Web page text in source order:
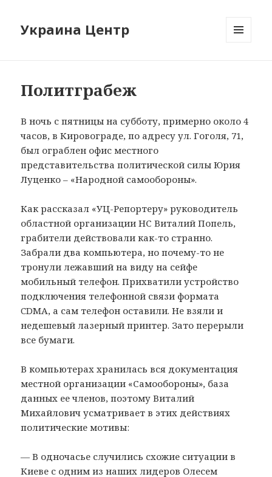
Украина Центр
Политграбеж
В ночь с пятницы на субботу, примерно около 4
часов, в Кировограде, по адресу ул. Гоголя, 71,
был ограблен офис местного
представительства политической силы Юрия
Луценко – «Народной самообороны».
Как рассказал «УЦ-Репортеру» руководитель
областной организации НС Виталий Попель,
грабители действовали как-то странно.
Забрали два компьютера, но почему-то не
тронули лежавший на виду на сейфе
мобильный телефон. Прихватили устройство
подключения телефонной связи формата
CDMA, а сам телефон оставили. Не взяли и
недешевый лазерный принтер. Зато перерыли
все бумаги.
В компьютерах хранилась вся документация
местной организации «Самообороны», база
данных ее членов, поэтому Виталий
Михайлович усматривает в этих действиях
политические мотивы:
— В одночасье случились схожие ситуации в
Киеве с одним из наших лидеров Олесем